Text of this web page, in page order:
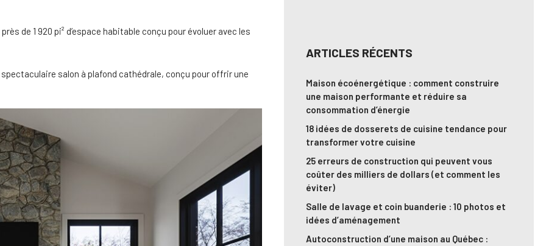
de 1 920 pi² d’espace habitable conçu pour évoluer avec les
salon à plafond cathédrale, conçu pour offrir une
ARTICLES RÉCENTS
Maison écoénergétique : comment construire
une maison performante et réduire sa
consommation d’énergie
18 idées de dosserets de cuisine tendance pour
transformer votre cuisine
25 erreurs de construction qui peuvent vous
coûter des milliers de dollars (et comment les
éviter)
Salle de lavage et coin buanderie : 10 photos et
idées d’aménagement
Autoconstruction d’une maison au Québec :